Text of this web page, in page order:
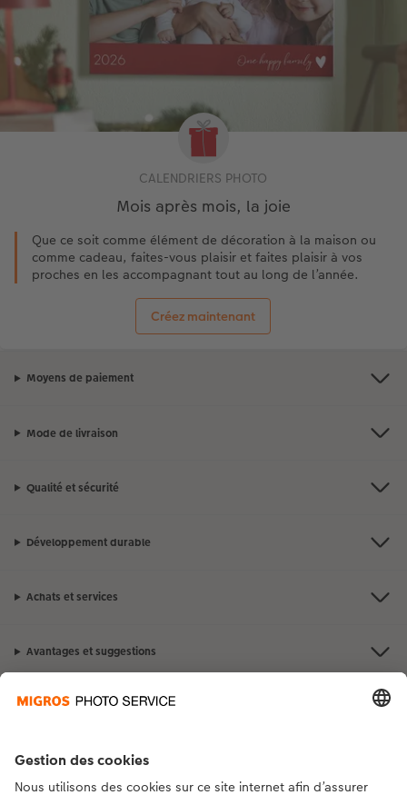
CALENDRIERS PHOTO
Mois après mois, la joie
Que ce soit comme élément de décoration à la maison ou
comme cadeau, faites-vous plaisir et faites plaisir à vos
proches en les accompagnant tout au long de l’année.
Créez maintenant
Moyens de paiement
Mode de livraison
Qualité et sécurité
Développement durable
Achats et services
Avantages et suggestions
Contact et aide
La Migros